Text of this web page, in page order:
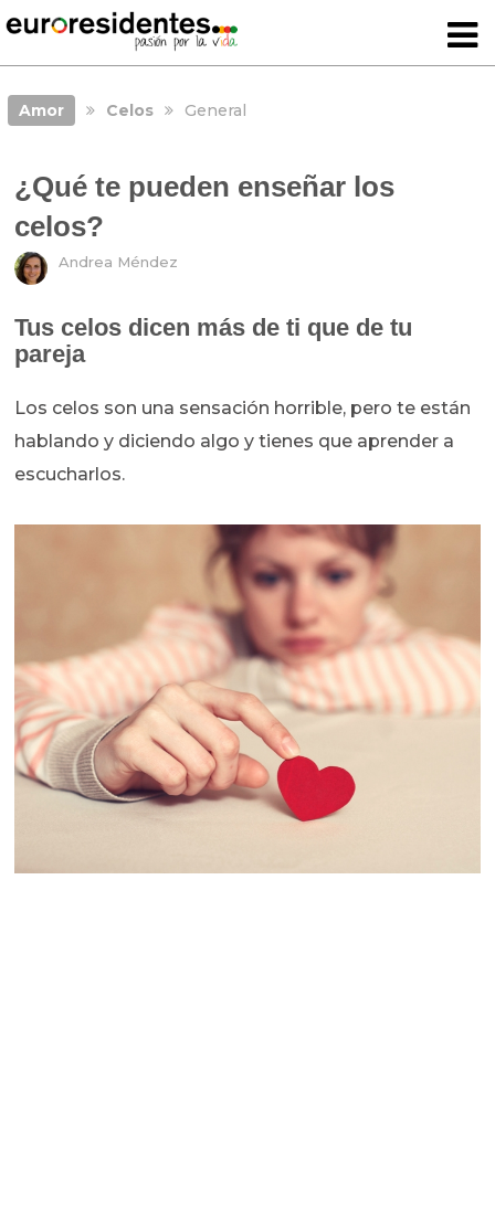
Amor Celos General
¿Qué te pueden enseñar los
celos?
Andrea Méndez
Tus celos dicen más de ti que de tu
pareja
Los celos son una sensación horrible, pero te están
hablando y diciendo algo y tienes que aprender a
escucharlos.